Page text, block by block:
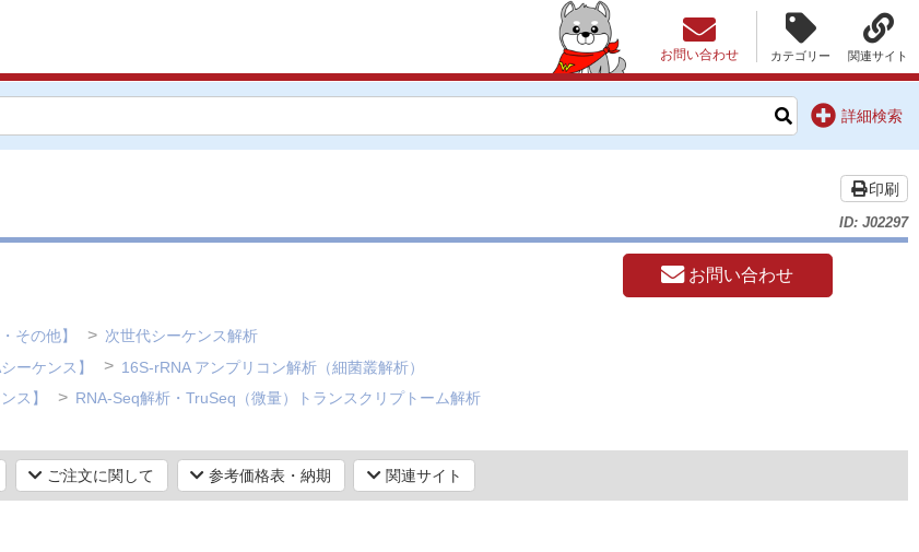
カテゴリー 関連サイト
お問い合わせ
詳細検索
ID: J02297
印刷
お問い合わせ
その他】
次世代シーケンス解析
ーケンス】
16S-rRNA アンプリコン解析（細菌叢解析）
ス】 RNA-Seq解析・TruSeq（微量）トランスクリプトーム解析
ご注文に関して 参考価格表・納期 関連サイト